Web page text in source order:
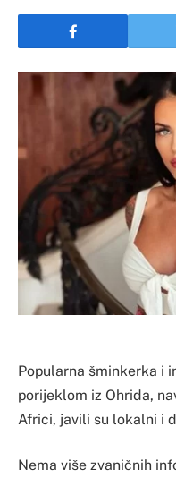
Popularna šminkerka i
porijeklom iz Ohrida,
Africi, javili su lokalni i
Nema više zvaničnih